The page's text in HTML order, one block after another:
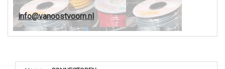
info@vanoostvoorn.nl